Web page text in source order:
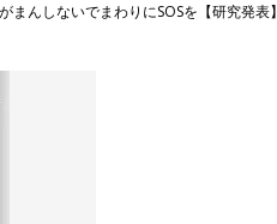
んしないでまわりにSOSを【研究発表】